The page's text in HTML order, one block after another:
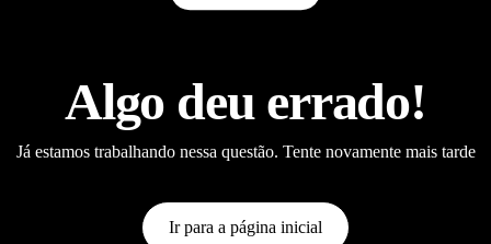
Algo deu errado!
Já estamos trabalhando nessa questão. Tente novamente mais tarde
Ir para a página inicial